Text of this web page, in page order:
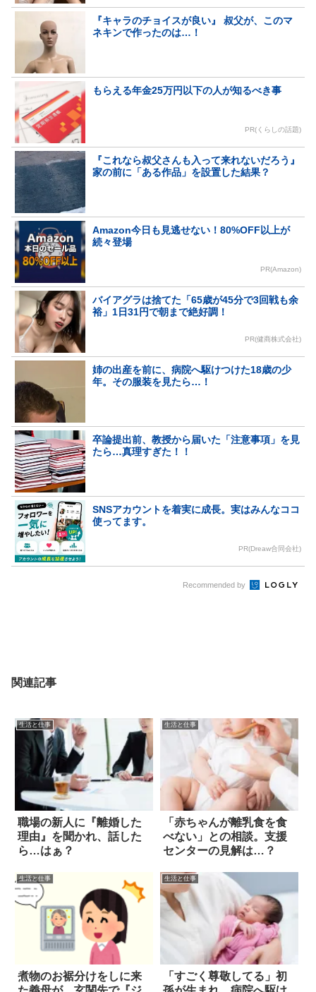
『キャラのチョイスが良い』 叔父が、このマ
ネキンで作ったのは…！
もらえる年金25万円以下の人が知るべき事
PR(くらしの話題)
『これなら叔父さんも入って来れないだろう』
家の前に「ある作品」を設置した結果？
Amazon今日も見逃せない！80%OFF以上が
続々登場
PR(Amazon)
バイアグラは捨てた「65歳が45分で3回戦も余
裕」1日31円で朝まで絶好調！
PR(健商株式会社)
姉の出産を前に、病院へ駆けつけた18歳の少
年。その服装を見たら…！
卒論提出前、教授から届いた「注意事項」を見
たら…真理すぎた！！
SNSアカウントを着実に成長。実はみんなココ
使ってます。
PR(Dreaw合同会社)
Recommended by
関連記事
生活と仕事
職場の新人に『離婚した
理由』を聞かれ、話した
ら…はぁ？
生活と仕事
「赤ちゃんが離乳食を食
べない」との相談。支援
センターの見解は…？
生活と仕事
煮物のお裾分けをしに来
生活と仕事
「すごく尊敬してる」初